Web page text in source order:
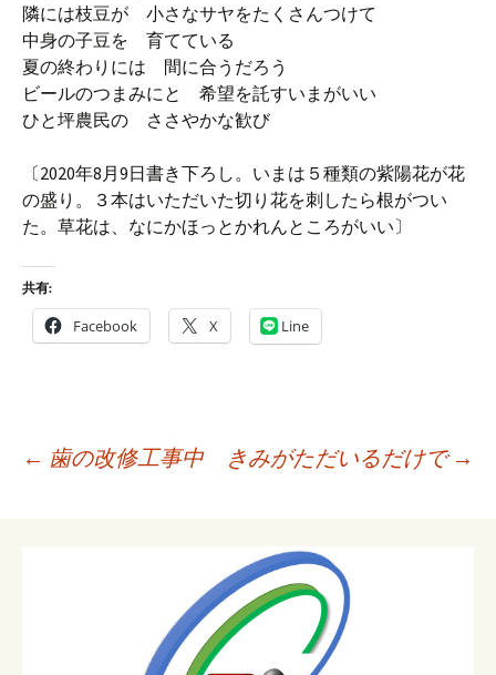
隣には枝豆が 小さなサヤをたくさんつけて
中身の子豆を 育てている
夏の終わりには 間に合うだろう
ビールのつまみにと 希望を託すいまがいい
ひと坪農民の ささやかな歓び
〔2020年8月9日書き下ろし。いまは５種類の紫陽花が花
の盛り。３本はいただいた切り花を刺したら根がつい
た。草花は、なにかほっとかれんところがいい〕
共有:
Facebook X Line
← 歯の改修工事中 きみがただいるだけで →